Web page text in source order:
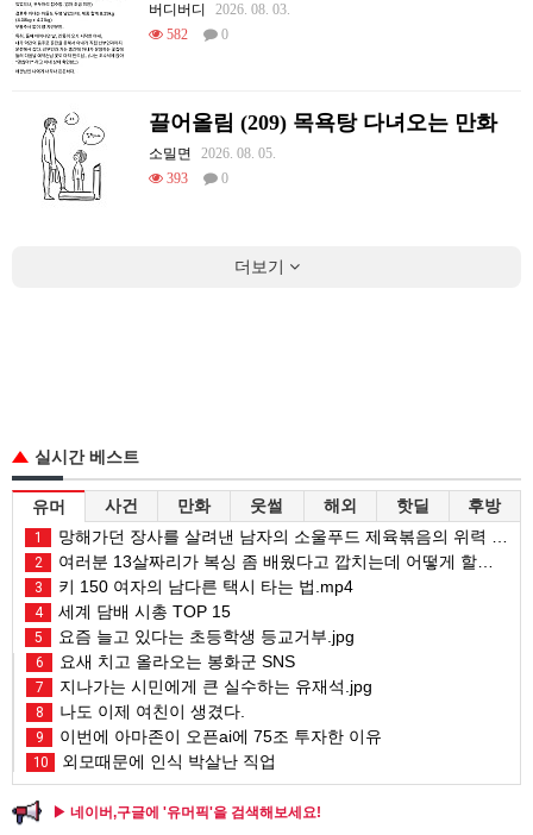
버디버디
2026. 08. 03.
582
0
끌어올림 (209) 목욕탕 다녀오는 만화
소밀면
2026. 08. 05.
393
0
더보기
실시간 베스트
유머 사건 만화 웃썰 해외 핫딜 후방
1 망해가던 장사를 살려낸 남자의 소울푸드 제육볶음의 위력 ㅋㅋ
2 여러분 13살짜리가 복싱 좀 배웠다고 깝치는데 어떻게 할까요?
3 키 150 여자의 남다른 택시 타는 법.mp4
4 세계 담배 시총 TOP 15
5 요즘 늘고 있다는 초등학생 등교거부.jpg
6 요새 치고 올라오는 봉화군 SNS
7 지나가는 시민에게 큰 실수하는 유재석.jpg
8 나도 이제 여친이 생겼다.
9 이번에 아마존이 오픈ai에 75조 투자한 이유
10 외모때문에 인식 박살난 직업
▶ 네이버,구글에 '유머픽'을 검색해보세요!